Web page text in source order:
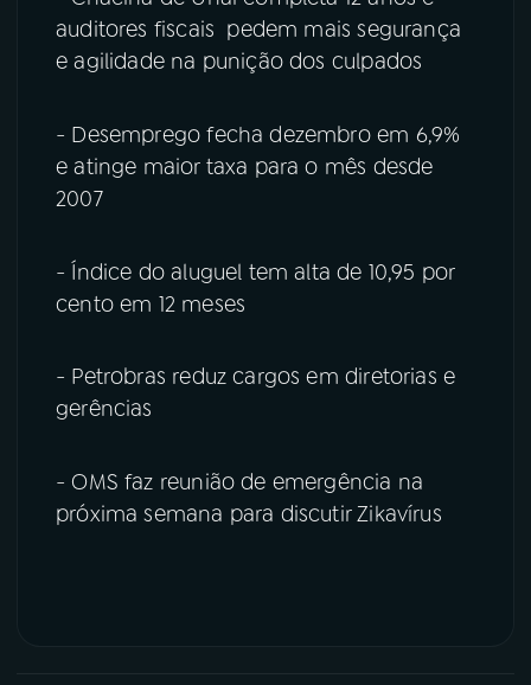
auditores fiscais pedem mais segurança
e agilidade na punição dos culpados
- Desemprego fecha dezembro em 6,9%
e atinge maior taxa para o mês desde
2007
- Índice do aluguel tem alta de 10,95 por
cento em 12 meses
- Petrobras reduz cargos em diretorias e
gerências
- OMS faz reunião de emergência na
próxima semana para discutir Zikavírus